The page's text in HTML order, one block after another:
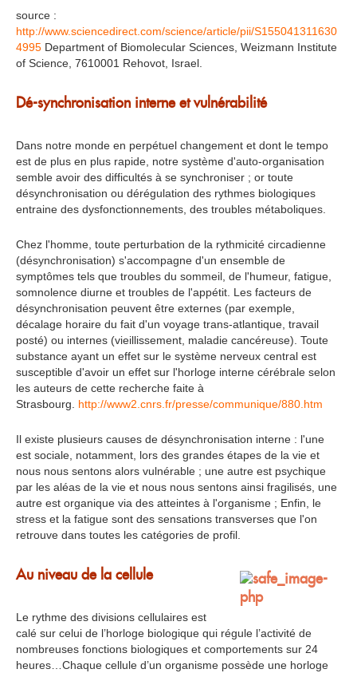
source :
http://www.sciencedirect.com/science/article/pii/S155041311630
4995 Department of Biomolecular Sciences, Weizmann Institute
of Science, 7610001 Rehovot, Israel.
Dé-synchronisation interne et vulnérabilité
Dans notre monde en perpétuel changement et dont le tempo
est de plus en plus rapide, notre système d'auto-organisation
semble avoir des difficultés à se synchroniser ; or toute
désynchronisation ou dérégulation des rythmes biologiques
entraine des dysfonctionnements, des troubles métaboliques.
Chez l'homme, toute perturbation de la rythmicité circadienne
(désynchronisation) s'accompagne d'un ensemble de
symptômes tels que troubles du sommeil, de l'humeur, fatigue,
somnolence diurne et troubles de l'appétit. Les facteurs de
désynchronisation peuvent être externes (par exemple,
décalage horaire du fait d'un voyage trans-atlantique, travail
posté) ou internes (vieillissement, maladie cancéreuse). Toute
substance ayant un effet sur le système nerveux central est
susceptible d'avoir un effet sur l'horloge interne cérébrale selon
les auteurs de cette recherche faite à
Strasbourg. http://www2.cnrs.fr/presse/communique/880.htm
Il existe plusieurs causes de désynchronisation interne : l'une
est sociale, notamment, lors des grandes étapes de la vie et
nous nous sentons alors vulnérable ; une autre est psychique
par les aléas de la vie et nous nous sentons ainsi fragilisés, une
autre est organique via des atteintes à l'organisme ; Enfin, le
stress et la fatigue sont des sensations transverses que l'on
retrouve dans toutes les catégories de profil.
Au niveau de la cellule
Le rythme des divisions cellulaires est
calé sur celui de l’horloge biologique qui régule l’activité de
nombreuses fonctions biologiques et comportements sur 24
heures…Chaque cellule d’un organisme possède une horloge